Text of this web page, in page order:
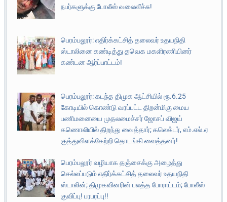
நபர்களுக்கு போலீஸ் வலைவீச்சு!
பெரம்பலூர்: எதிர்க்கட்சித் தலைவர் உதயநிதி
ஸ்டாலினை கண்டித்து தவெக மகளிரணியினர்
கண்டன ஆர்ப்பாட்டம்!
பெரம்பலூர்: கடந்த திமுக ஆட்சியில் ரூ.6.25
கோடியில் கொண்டு வரப்பட்ட திறன்மிகு மைய
பணிமனையை முதலமைச்சர் ஜோசப் விஜய்
கணொலியில் திறந்து வைத்தார்; கலெக்டர், எம்.எல்.ஏ
குத்துவிளக்கேற்றி தொடங்கி வைத்தனர்!
பெரம்பலூர் வழியாக தஞ்சைக்கு அழைத்து
செல்லப்படும் எதிர்க்கட்சித் தலைவர் உதயநிதி
ஸ்டாலின்; திமுகவினரின் பலத்த போராட்டம்; போலீஸ்
குவிப்பு! பரபரப்பு!!